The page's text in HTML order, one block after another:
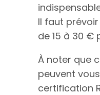
Il faut
de 15 à 30 €
À noter que
peuvent
certification